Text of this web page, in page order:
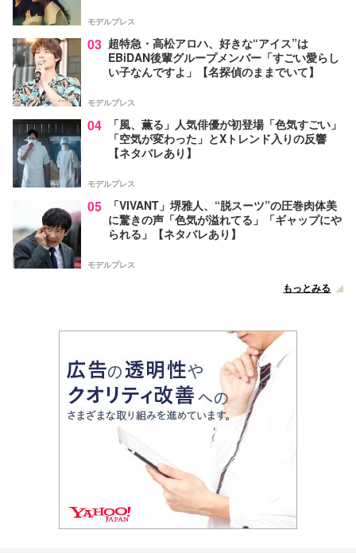
モデルプレス
03 超特急・高松アロハ、好きな“アイス”は
EBiDAN後輩グループメンバー「すごい愛らし
い子なんですよ」【名探偵のままでいて】
モデルプレス
04
「風、薫る」人気俳優が初登場「色気すごい」
「空気が変わった」とXトレンド入りの反響
【ネタバレあり】
モデルプレス
05
「VIVANT」堺雅人、“脱スーツ”の圧巻肉体美
に驚きの声「色気が溢れてる」「ギャップにや
られる」【ネタバレあり】
モデルプレス
もっとみる